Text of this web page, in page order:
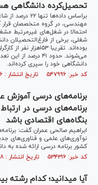
تحصیل‌کرده دانشگاهی
براساس
مهندسی، در گروه متخصصان قرار
احتمالا در شغل‌های غیرمرتبط
شغلی، برخی از فارغ‌التحصیلان
بوده‌اند. تقریبا
می‌شوند. حدود ۴۱
دانشگاهی خود را سپری کرده‌اند.
کد خبر: ۵۴۷۹۹۶ تاریخ انتشار : ۱۳۹۸/۰۶/۱۶
برنامه‌های درسی آموزش
برنامه‌های درسی در
بنگاه‌های اقتصادی باشد
ابراهیم صالحی عمران گفت:
نوآوری‌های علمی و فناوری‌های
کشور برنامه درسی ارائه شده به
کد خبر: ۵۳۴۳۱۶ تاریخ انتشار : ۱۳۹۸/۰۴/۲۸
آیا میدانید؛ کدام رشته‌